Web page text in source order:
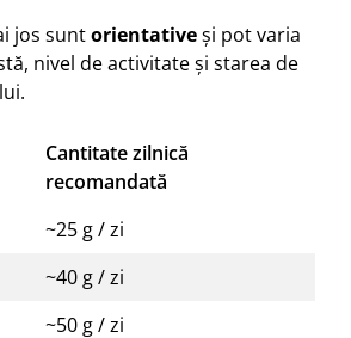
jos suntorientativeși pot varia
nivel de activitate și starea de
Cantitate zilnică
recomandată
~25 g / zi
~40 g / zi
~50 g / zi